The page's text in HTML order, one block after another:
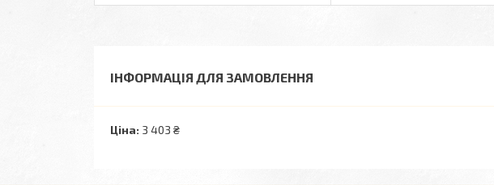
ІНФОРМАЦІЯ ДЛЯ ЗАМОВЛЕННЯ
Ціна: 3 403 ₴